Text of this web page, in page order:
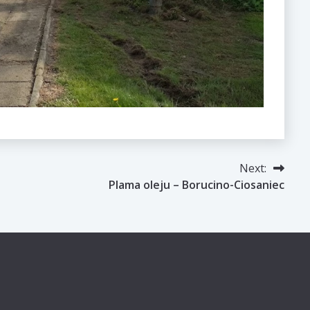
Next:
Plama oleju – Borucino-Ciosaniec